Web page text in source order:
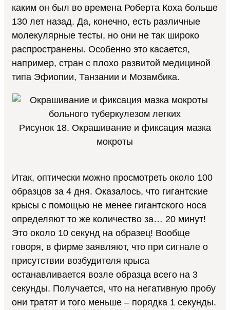
каким он был во времена Роберта Коха больше
130 лет назад. Да, конечно, есть различные
молекулярные тесты, но они не так широко
распространены. Особенно это касается,
например, стран с плохо развитой медициной
типа Эфиопии, Танзании и Мозамбика.
Рисунок 18. Окрашивание и фиксация мазка
мокроты
Итак, оптически можно просмотреть около 100
образцов за 4 дня. Оказалось, что гигантские
крысы с помощью не менее гигантского носа
определяют то же количество за… 20 минут!
Это около 10 секунд на образец! Вообще
говоря, в фирме заявляют, что при сигнале о
присутствии возбудителя крыса
останавливается возле образца всего на 3
секунды. Получается, что на негативную пробу
они тратят и того меньше – порядка 1 секунды.